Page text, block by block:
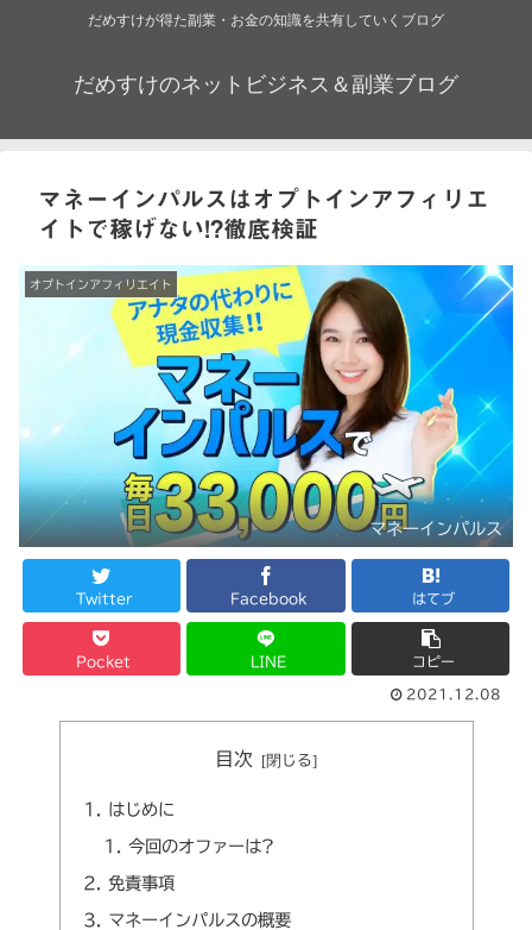
だめすけが得た副業・お金の知識を共有していくブログ
だめすけのネットビジネス＆副業ブログ
マネーインパルスはオプトインアフィリエ
イトで稼げない!?徹底検証
オプトインアフィリエイト
マネーインパルス
Twitter Facebook はてブ
Pocket LINE コピー
2021.12.08
目次
はじめに
今回のオファーは?
免責事項
マネーインパルスの概要